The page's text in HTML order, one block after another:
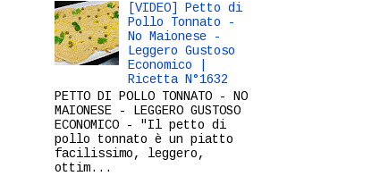
[VIDEO] Petto di
Pollo Tonnato -
No Maionese -
Leggero Gustoso
Economico |
Ricetta N°1632
PETTO DI POLLO TONNATO - NO
MAIONESE - LEGGERO GUSTOSO
ECONOMICO - "Il petto di
pollo tonnato è un piatto
facilissimo, leggero,
ottim...